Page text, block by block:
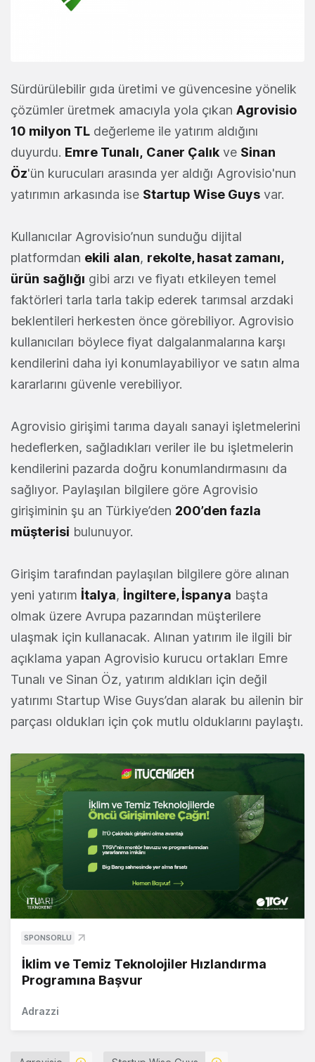
Sürdürülebilir gıda üretimi ve güvencesine yönelik
çözümler üretmek amacıyla yola çıkan Agrovisio
10 milyon TL değerleme ile yatırım aldığını
duyurdu. Emre Tunalı, Caner Çalık ve Sinan
Öz'ün kurucuları arasında yer aldığı Agrovisio'nun
yatırımın arkasında ise Startup Wise Guys var.
Kullanıcılar Agrovisio’nun sunduğu dijital
platformdan ekili alan, rekolte, hasat zamanı,
ürün sağlığı gibi arzı ve fiyatı etkileyen temel
faktörleri tarla tarla takip ederek tarımsal arzdaki
beklentileri herkesten önce görebiliyor. Agrovisio
kullanıcıları böylece fiyat dalgalanmalarına karşı
kendilerini daha iyi konumlayabiliyor ve satın alma
kararlarını güvenle verebiliyor.
Agrovisio girişimi tarıma dayalı sanayi işletmelerini
hedeflerken, sağladıkları veriler ile bu işletmelerin
kendilerini pazarda doğru konumlandırmasını da
sağlıyor. Paylaşılan bilgilere göre Agrovisio
girişiminin şu an Türkiye’den 200’den fazla
müşterisi bulunuyor.
Girişim tarafından paylaşılan bilgilere göre alınan
yeni yatırım İtalya, İngiltere, İspanya başta
olmak üzere Avrupa pazarından müşterilere
ulaşmak için kullanacak. Alınan yatırım ile ilgili bir
açıklama yapan Agrovisio kurucu ortakları Emre
Tunalı ve Sinan Öz, yatırım aldıkları için değil
yatırımı Startup Wise Guys’dan alarak bu ailenin bir
parçası oldukları için çok mutlu olduklarını paylaştı.
SPONSORLU
İklim ve Temiz Teknolojiler Hızlandırma
Programına Başvur
Adrazzi